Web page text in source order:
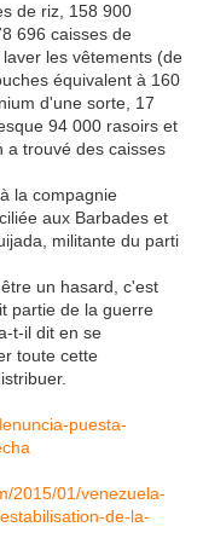
de riz, 158 900
696 caisses de
les vêtements (de
équivalent à 160
d'une sorte, 17
94 000 rasoirs et
a trouvé des caisses
la compagnie
aux Barbades et
militante du parti
un hasard, c'est
partie de la guerre
t-il dit en se
toute cette
puesta-
2015/01/venezuela-
de-la-